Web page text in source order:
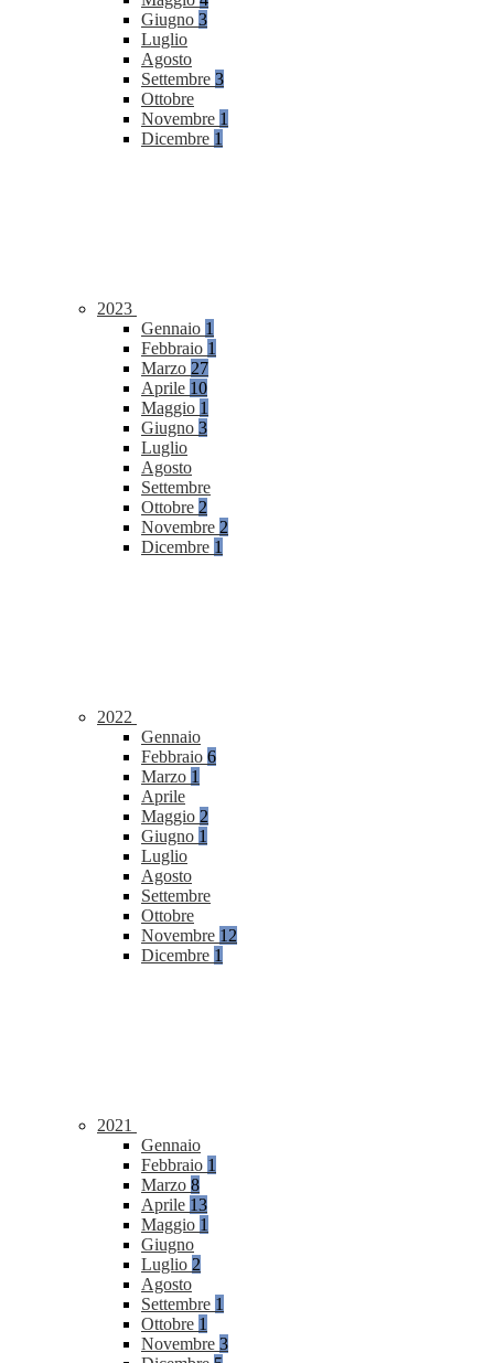
Giugno 3
Luglio
Agosto
Settembre 3
Ottobre
Novembre 1
Dicembre 1
2023
Gennaio 1
Febbraio 1
Marzo 27
Aprile 10
Maggio 1
Giugno 3
Luglio
Agosto
Settembre
Ottobre 2
Novembre 2
Dicembre 1
2022
Gennaio
Febbraio 6
Marzo 1
Aprile
Maggio 2
Giugno 1
Luglio
Agosto
Settembre
Ottobre
Novembre 12
Dicembre 1
2021
Gennaio
Febbraio 1
Marzo 8
Aprile 13
Maggio 1
Giugno
Luglio 2
Agosto
Settembre 1
Ottobre 1
Novembre 3